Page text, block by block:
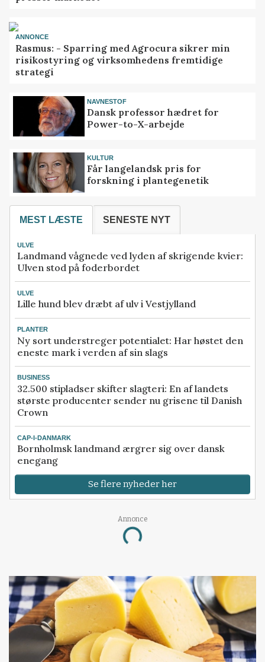
ANNONCE
Rasmus: - Sparring med Agrocura sikrer min
risikostyring og virksomhedens fremtidige
strategi
NAVNESTOF
Dansk professor hædret for
Power-to-X-arbejde
KULTUR
Får langelandsk pris for
forskning i plantegenetik
MEST LÆSTE SENESTE NYT
ULVE
Landmand vågnede ved lyden af skrigende kvier:
Ulven stod på foderbordet
ULVE
Lille hund blev dræbt af ulv i Vestjylland
PLANTER
Ny sort understreger potentialet: Har høstet den
eneste mark i verden af sin slags
BUSINESS
32.500 stipladser skifter slagteri: En af landets
største producenter sender nu grisene til Danish
Crown
CAP-I-DANMARK
Bornholmsk landmand ærgrer sig over dansk
enegang
Se flere nyheder her
Annonce
Loading...